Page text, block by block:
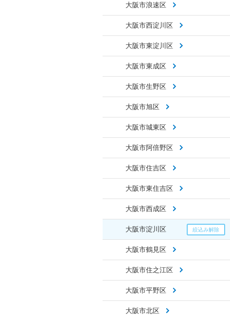
大阪市浪速区
大阪市西淀川区
大阪市東淀川区
大阪市東成区
大阪市生野区
大阪市旭区
大阪市城東区
大阪市阿倍野区
大阪市住吉区
大阪市東住吉区
大阪市西成区
大阪市淀川区
大阪市鶴見区
大阪市住之江区
大阪市平野区
大阪市北区